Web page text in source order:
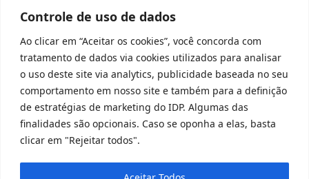
Controle de uso de dados
Ao clicar em “Aceitar os cookies”, você concorda com
tratamento de dados via cookies utilizados para analisar
o uso deste site via analytics, publicidade baseada no seu
comportamento em nosso site e também para a definição
de estratégias de marketing do IDP. Algumas das
finalidades são opcionais. Caso se oponha a elas, basta
clicar em "Rejeitar todos".
Consulte aqui o cadastro da Instituição no Sistema e-
MEC